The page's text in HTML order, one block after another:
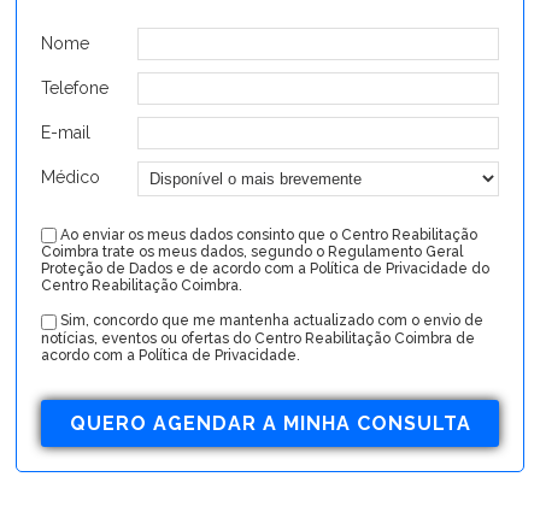
Nome
Telefone
E-mail
Médico
Ao enviar os meus dados consinto que o Centro Reabilitação
Coimbra trate os meus dados, segundo o Regulamento Geral
Proteção de Dados e de acordo com a Política de Privacidade do
Centro Reabilitação Coimbra.
Sim, concordo que me mantenha actualizado com o envio de
notícias, eventos ou ofertas do Centro Reabilitação Coimbra de
acordo com a Política de Privacidade.
QUERO AGENDAR A MINHA CONSULTA